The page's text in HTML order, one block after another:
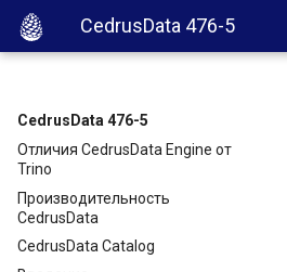
CedrusData 476-5
CedrusData 476-5
Отличия CedrusData Engine от
Trino
Производительность
CedrusData
CedrusData Catalog